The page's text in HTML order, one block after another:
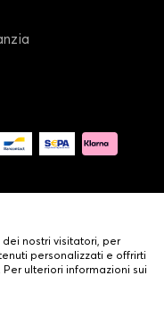
nostri visitatori, per
personalizzati e offrirti
ulteriori informazioni sui